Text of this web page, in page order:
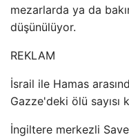
mezarlarda ya da
düşünülüyor.
REKLAM
İsrail ile Hamas
Gazze'deki ölü sayısı
İngiltere merkezli